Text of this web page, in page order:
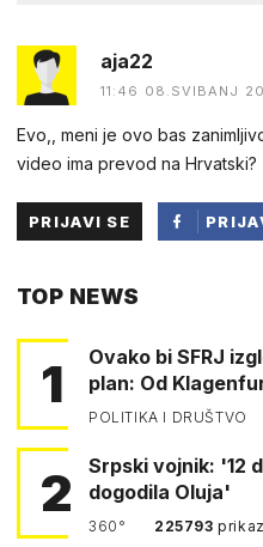
aja22
11:46 08.SVIBANJ
Evo,, meni je ovo bas
video ima prevod na Hrvatski?
PRIJAVI SE
TOP NEWS
1
Ovako bi SFRJ
plan: Od
POLITIKA I DRUŠTVO
2
Srpski vojnik: '12
dogodila Oluja'
360° 225793